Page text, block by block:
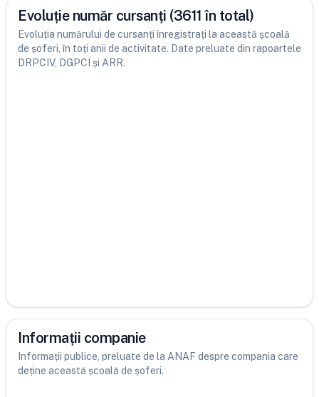
Evoluție număr cursanți (3611 în total)
Evoluția numărului de cursanți înregistrați la această școală
de șoferi, în toți anii de activitate. Date preluate din rapoartele
DRPCIV, DGPCI și ARR.
Informații companie
Informații publice, preluate de la ANAF despre compania care
deține această școală de șoferi.